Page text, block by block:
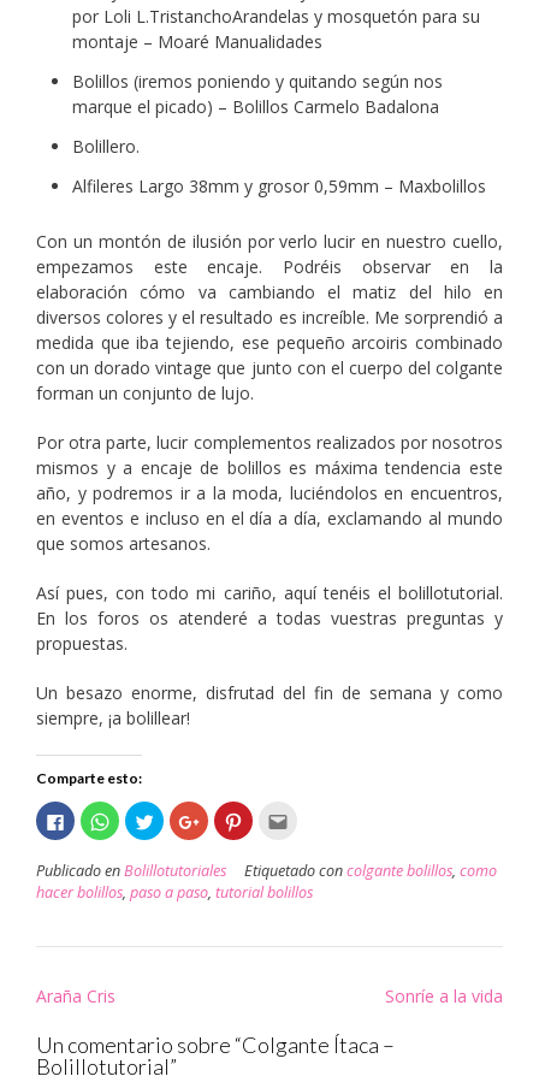
por Loli L.TristanchoArandelas y mosquetón para su
montaje – Moaré Manualidades
Bolillos (iremos poniendo y quitando según nos
marque el picado) – Bolillos Carmelo Badalona
Bolillero.
Alfileres Largo 38mm y grosor 0,59mm – Maxbolillos
Con un montón de ilusión por verlo lucir en nuestro cuello,
empezamos este encaje. Podréis observar en la
elaboración cómo va cambiando el matiz del hilo en
diversos colores y el resultado es increíble. Me sorprendió a
medida que iba tejiendo, ese pequeño arcoiris combinado
con un dorado vintage que junto con el cuerpo del colgante
forman un conjunto de lujo.
Por otra parte, lucir complementos realizados por nosotros
mismos y a encaje de bolillos es máxima tendencia este
año, y podremos ir a la moda, luciéndolos en encuentros,
en eventos e incluso en el día a día, exclamando al mundo
que somos artesanos.
Así pues, con todo mi cariño, aquí tenéis el bolillotutorial.
En los foros os atenderé a todas vuestras preguntas y
propuestas.
Un besazo enorme, disfrutad del fin de semana y como
siempre, ¡a bolillear!
Comparte esto:
Haz
clic
para
compartir
en
Facebook
(Se
una
Haz
clic
para
compartir
en
WhatsApp
(Se
una
Haz
clic
para
compartir
en
Twitter
(Se
una
Haz
clic
para
compartir
en
Google+
(Se
una
Haz
clic
compartir
en
Pinterest
(Se
una
enviar
por
correo
electrónico
amigo
Publicado enBolillotutoriales Etiquetado concolgante bolillos, como
hacer bolillos, paso a paso, tutorial bolillos
Navegación
de
entradas
Araña Cris Sonríe a la vida
Un comentario sobre “Colgante Ítaca –
Bolillotutorial”